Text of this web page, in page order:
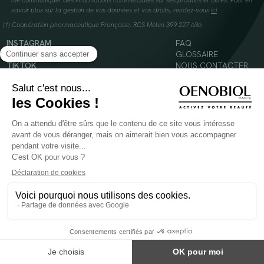
savoir plus sur la gestion de vos données et vos droits, rendez-vous ici
(1) Coopération pharmaceutique Française, RCS Melun 399 227 636
INSTAGRAM
FACEBOOK
TIKTOK
FAQ
GLOSSAIRE
NOUS CONTACTER
© 2024 Oenobiol Paris
Mentions légales
Conditions Générales d’Utilisation
Politique en matière de cookies
POUR VOTRE SANTÉ, MANGEZ AU MOINS CINQ FRUITS ET LÉGUMES PAR JOUR -
ne pas être utilisés comme substituts d'un régimes alimentaire varié et équilibré.
Réservé à l'adulte. Consulter attentivement l'étiquetage des produits avant l'utilisation.